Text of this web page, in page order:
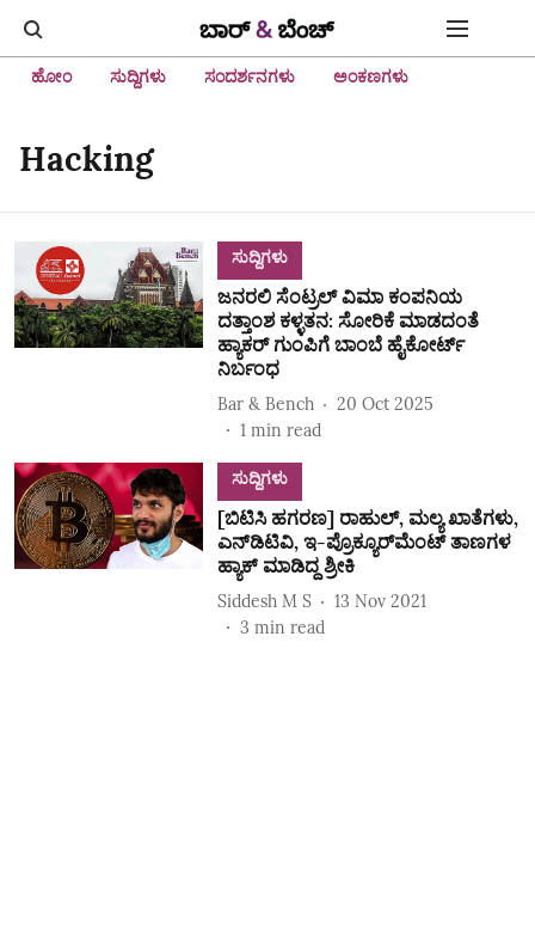
ಹೋಂ ಸುದ್ದಿಗಳು ಸಂದರ್ಶನಗಳು ಅಂಕಣಗಳು
Hacking
ಸುದ್ದಿಗಳು
ಜನರಲಿ ಸೆಂಟ್ರಲ್ ವಿಮಾ ಕಂಪನಿಯ
ದತ್ತಾಂಶ ಕಳ್ಳತನ: ಸೋರಿಕೆ ಮಾಡದಂತೆ
ಹ್ಯಾಕರ್ ಗುಂಪಿಗೆ ಬಾಂಬೆ ಹೈಕೋರ್ಟ್
ನಿರ್ಬಂಧ
Bar & Bench
20 Oct 2025
1 min read
ಸುದ್ದಿಗಳು
[ಬಿಟಿಸಿ ಹಗರಣ] ರಾಹುಲ್‌, ಮಲ್ಯ ಖಾತೆಗಳು,
ಎನ್‌ಡಿಟಿವಿ, ಇ-ಪ್ರೊಕ್ಯೂರ್‌ಮೆಂಟ್‌ ತಾಣಗಳ
ಹ್ಯಾಕ್‌ ಮಾಡಿದ್ದ ಶ್ರೀಕಿ
Siddesh M S
13 Nov 2021
3 min read